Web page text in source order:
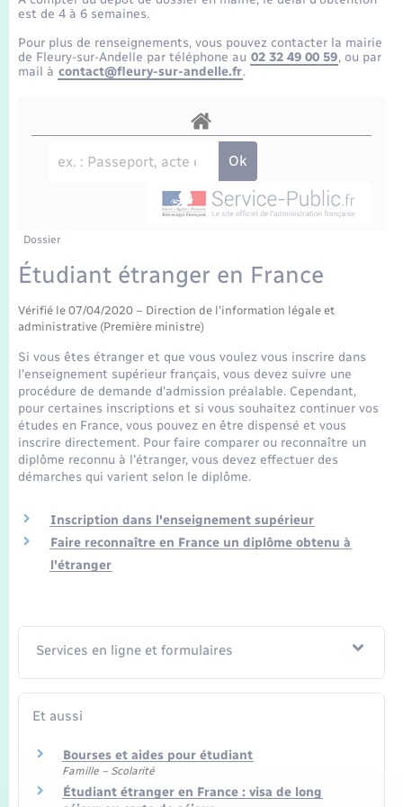
Etat-civil - Papiers - Citoyenneté
Mariage – PACS
Recensement
Loisirs
Organisation d’événement
Sécurité - Prévention
Seniors
Transports
Transports scolaires
Voirie et espace public
Travaux - Autorisation d’occupation de l’espace
public
Compétences
Présentation de la commune
La Communauté de communes
est de 4 à 6 semaines.
Pour plus de renseignements, vous pouvez contacter la mairie
de Fleury-sur-Andelle par téléphone au 02 32 49 00 59, ou par
mail à contact@fleury-sur-andelle.fr.
Dossier
Étudiant étranger en France
Vérifié le 07/04/2020 – Direction de l'information légale et
administrative (Première ministre)
Si vous êtes étranger et que vous voulez vous inscrire dans
l'enseignement supérieur français, vous devez suivre une
procédure de demande d'admission préalable. Cependant,
pour certaines inscriptions et si vous souhaitez continuer vos
études en France, vous pouvez en être dispensé et vous
inscrire directement. Pour faire comparer ou reconnaître un
diplôme reconnu à l'étranger, vous devez effectuer des
démarches qui varient selon le diplôme.
Inscription dans l'enseignement supérieur
Faire reconnaître en France un diplôme obtenu à
l'étranger
Services en ligne et formulaires
Et aussi
Bourses et aides pour étudiant
Famille – Scolarité
Étudiant étranger en France : visa de long